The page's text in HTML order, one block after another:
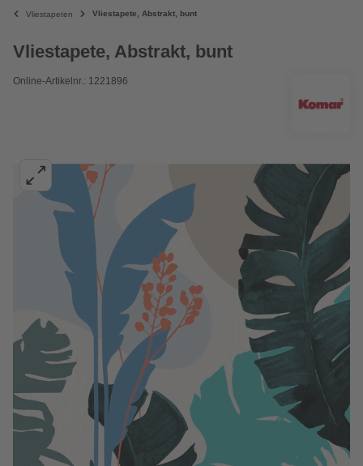
Vliestapeten Vliestapete, Abstrakt, bunt
Vliestapete, Abstrakt, bunt
Online-Artikelnr.: 1221896